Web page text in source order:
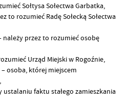
Sołtysa Sołectwa Garbatka,
to rozumieć Radę Sołecką Sołectwa
należy przez to rozumieć osobę
Urząd Miejski w Rogoźnie,
– osoba, której miejscem
faktu stałego zamieszkania